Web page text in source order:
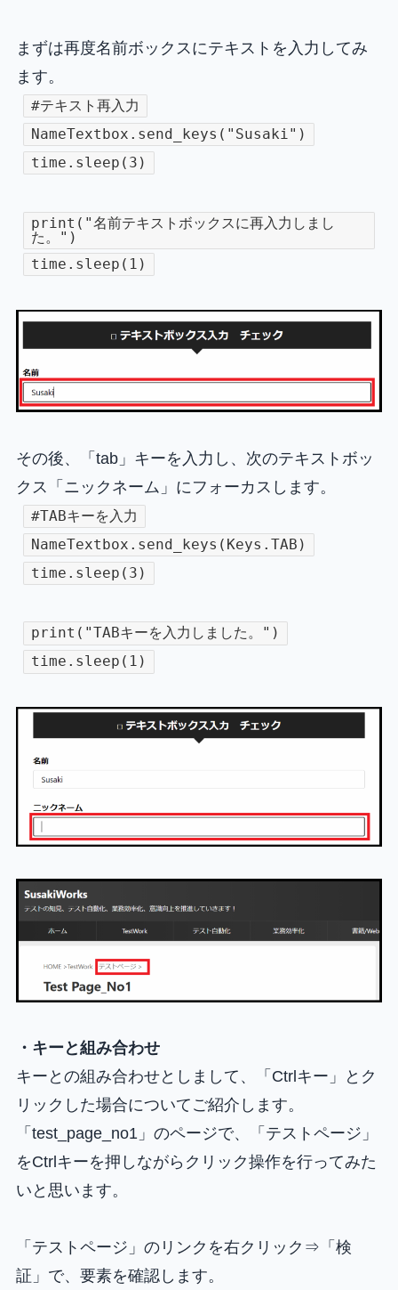
まずは再度名前ボックスにテキストを入力してみ
ます。
#テキスト再入力
NameTextbox.send_keys("Susaki")
time.sleep(3)
print("名前テキストボックスに再入力しまし
た。")
time.sleep(1)
その後、「tab」キーを入力し、次のテキストボッ
クス「ニックネーム」にフォーカスします。
#TABキーを入力
NameTextbox.send_keys(Keys.TAB)
time.sleep(3)
print("TABキーを入力しました。")
time.sleep(1)
・キーと組み合わせ
キーとの組み合わせとしまして、「Ctrlキー」とク
リックした場合についてご紹介します。
「test_page_no1」のページで、「テストページ」
をCtrlキーを押しながらクリック操作を行ってみた
いと思います。
「テストページ」のリンクを右クリック⇒「検
証」で、要素を確認します。